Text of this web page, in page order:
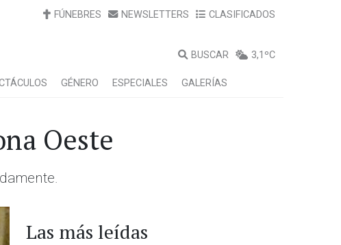
FÚNEBRES NEWSLETTERS CLASIFICADOS
BUSCAR 3,1ºC
GÉNERO ESPECIALES GALERÍAS
Oeste
Las más leídas